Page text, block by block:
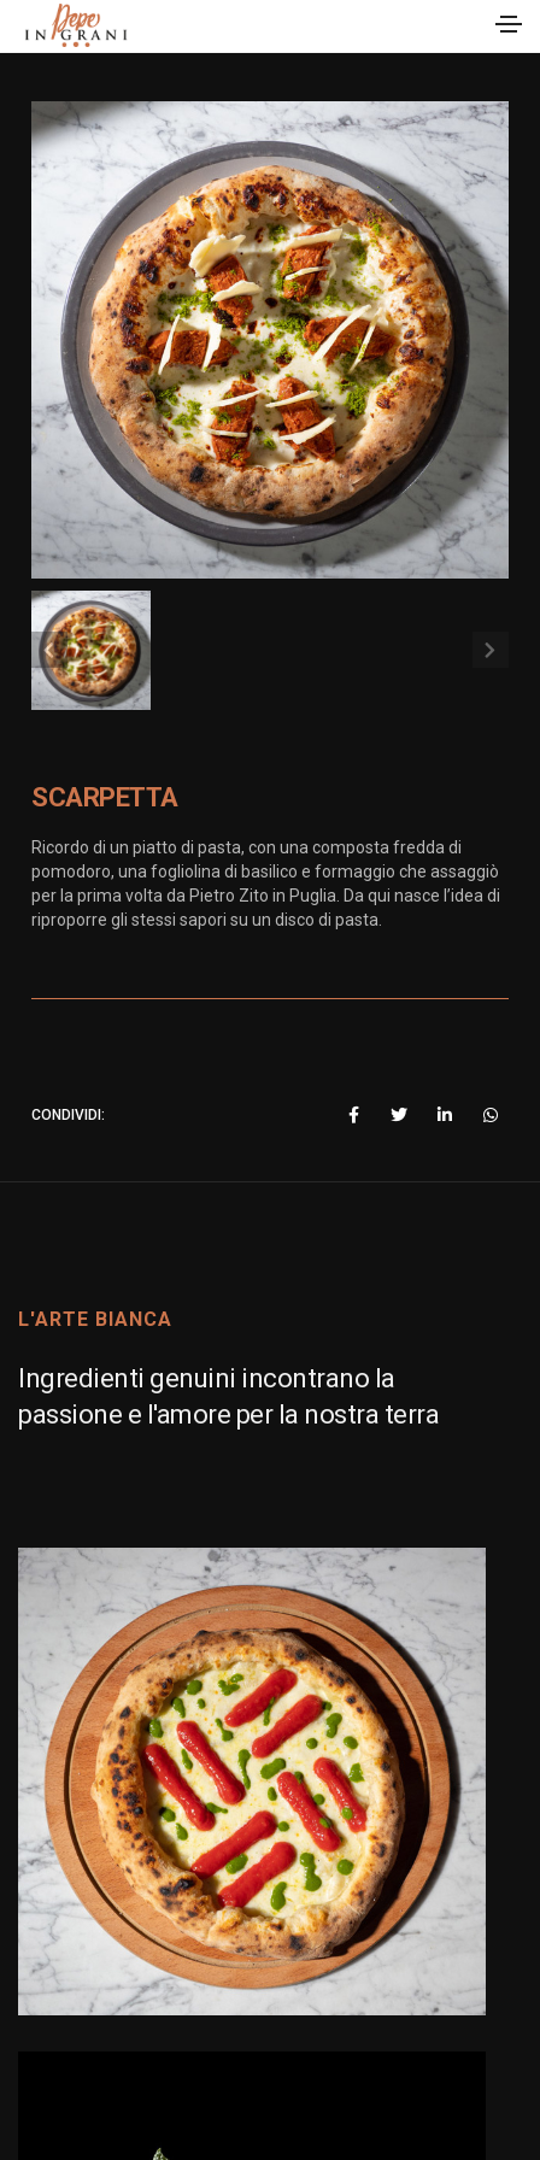
SCARPETTA
Ricordo di un piatto di pasta, con una composta fredda di
pomodoro, una fogliolina di basilico e formaggio che assaggiò
per la prima volta da Pietro Zito in Puglia. Da qui nasce l’idea di
riproporre gli stessi sapori su un disco di pasta.
CONDIVIDI:
L'ARTE BIANCA
Ingredienti genuini incontrano la
passione e l'amore per la nostra terra